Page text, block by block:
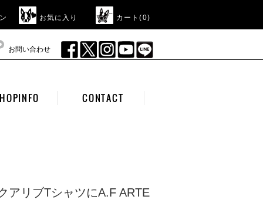
お気に入り カート(0)
お問い合わせ
CONTACT
アリブTシャツにA.F ARTE